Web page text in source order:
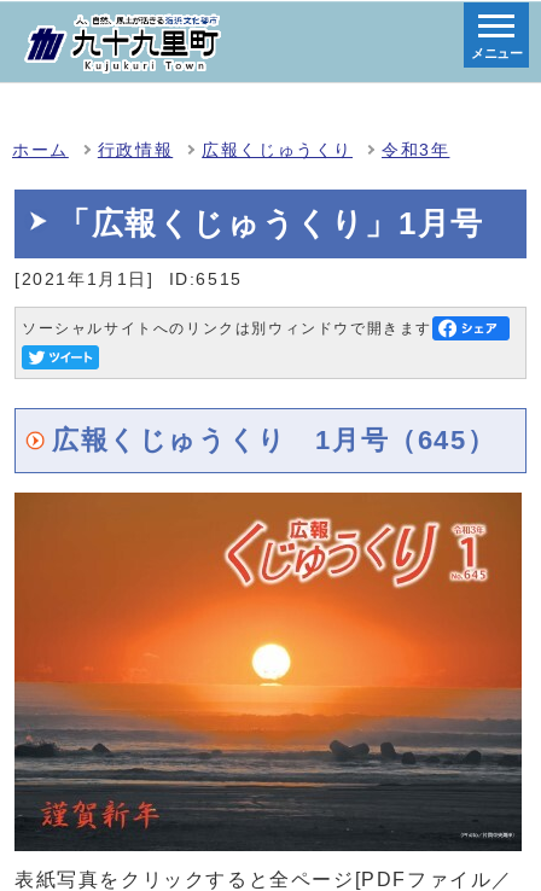
メニュー
ホーム 行政情報 広報くじゅうくり 令和3年
「広報くじゅうくり」1月号
[2021年1月1日] ID:6515
ソーシャルサイトへのリンクは別ウィンドウで開きます
広報くじゅうくり 1月号（645）
表紙写真をクリックすると全ページ[PDFファイル／